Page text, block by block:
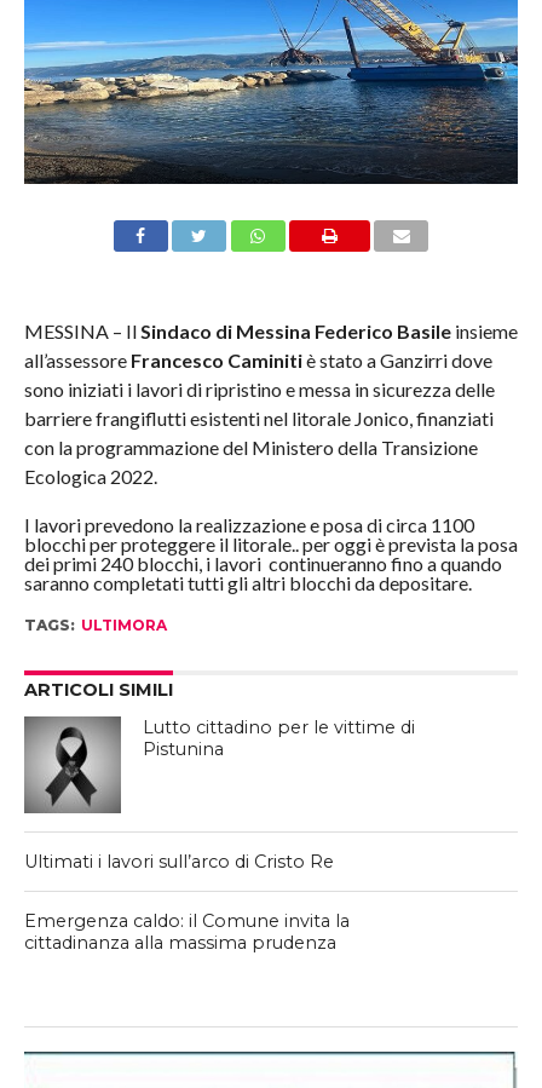
MESSINA – Il Sindaco di Messina Federico Basileinsieme
all’assessore Francesco Caminitiè stato a Ganzirri dove
sono iniziati i lavori di ripristino e messa in sicurezza delle
barriere frangiflutti esistenti nel litorale Jonico, finanziati
con la programmazione del Ministero della Transizione
Ecologica 2022.
I lavori prevedono la realizzazione e posa di circa 1100
blocchi per proteggere il litorale.. per oggi è prevista la posa
dei primi 240 blocchi, i lavori continueranno fino a quando
saranno completati tutti gli altri blocchi da depositare.
TAGS: ULTIMORA
ARTICOLI SIMILI
Lutto cittadino per le vittime di
Pistunina
Ultimati i lavori sull’arco di Cristo Re
Emergenza caldo: il Comune invita la
cittadinanza alla massima prudenza